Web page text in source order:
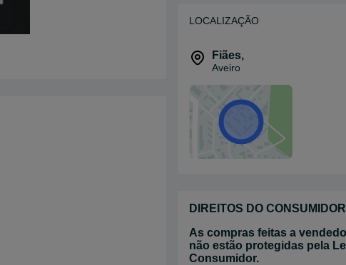
LOCALIZAÇÃO
Fiães,
Aveiro
DIREITOS DO CONSUMIDOR
As compras feitas a
não estão protegidas pela
Consumidor.